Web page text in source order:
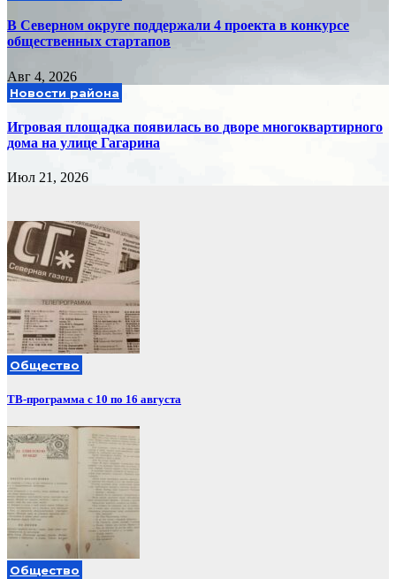
В Северном округе поддержали 4 проекта в конкурсе
общественных стартапов
Авг 4, 2026
Новости района
Игровая площадка появилась во дворе многоквартирного
дома на улице Гагарина
Июл 21, 2026
Общество
ТВ-программа с 10 по 16 августа
Общество